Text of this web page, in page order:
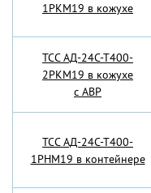
1РКМ19 в кожухе
TCC АД-24С-Т400-
2РКМ19 в кожухе
с АВР
TCC АД-24С-Т400-
1РНМ19 в контейнере